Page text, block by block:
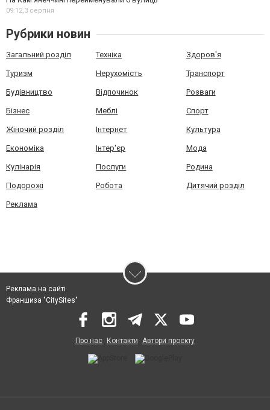
09:12,3 серпня
Рубрики новин
Загальний розділ Техніка Здоров'я
Туризм Нерухомість Транспорт
Будівництво Відпочинок Розваги
Бізнес Меблі Спорт
Жіночий розділ Інтернет Культура
Економіка Інтер'єр Мода
Кулінарія Послуги Родина
Подорожі Робота Дитячий розділ
Реклама
Реклама на сайті
Франшиза "CitySites"
Про нас Контакти Автори проєкту